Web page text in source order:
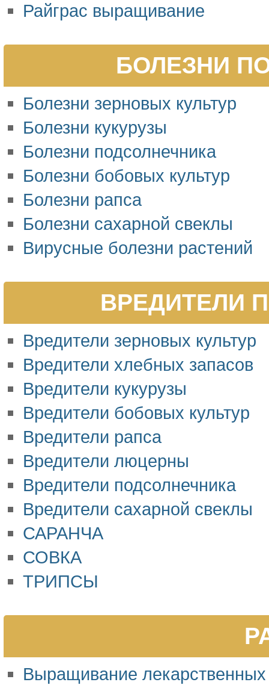
Райграс выращивание
БОЛЕЗНИ
Болезни зерновых культур
Болезни кукурузы
Болезни подсолнечника
Болезни бобовых культур
Болезни рапса
Болезни сахарной свеклы
Вирусные болезни растений
ВРЕДИТЕЛИ
Вредители зерновых культур
Вредители хлебных запасов
Вредители кукурузы
Вредители бобовых культур
Вредители рапса
Вредители люцерны
Вредители подсолнечника
Вредители сахарной свеклы
САРАНЧА
СОВКА
ТРИПСЫ
Выращивание лекарственных